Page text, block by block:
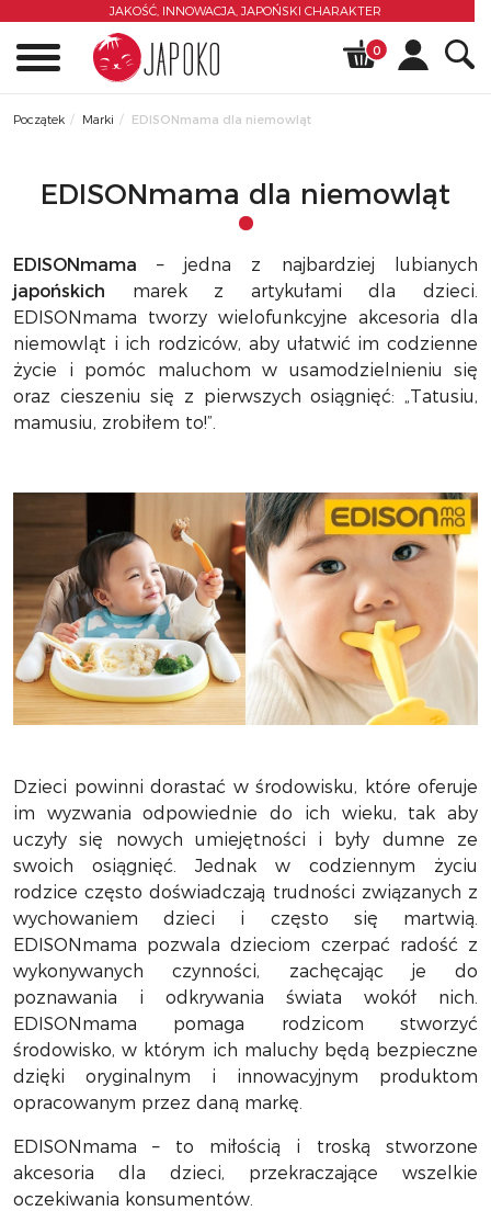
JAKOŚĆ, INNOWACJA, JAPOŃSKI CHARAKTER
0
Początek Marki EDISONmama dla niemowląt
EDISONmama dla niemowląt
EDISONmama – jedna z najbardziej lubianych
japońskich marek z artykułami dla dzieci.
EDISONmama tworzy wielofunkcyjne akcesoria dla
niemowląt i ich rodziców, aby ułatwić im codzienne
życie i pomóc maluchom w usamodzielnieniu się
oraz cieszeniu się z pierwszych osiągnięć: „Tatusiu,
mamusiu, zrobiłem to!”.
Dzieci powinni dorastać w środowisku, które oferuje
im wyzwania odpowiednie do ich wieku, tak aby
uczyły się nowych umiejętności i były dumne ze
swoich osiągnięć. Jednak w codziennym życiu
rodzice często doświadczają trudności związanych z
wychowaniem dzieci i często się martwią.
EDISONmama pozwala dzieciom czerpać radość z
wykonywanych czynności, zachęcając je do
poznawania i odkrywania świata wokół nich.
EDISONmama pomaga rodzicom stworzyć
środowisko, w którym ich maluchy będą bezpieczne
dzięki oryginalnym i innowacyjnym produktom
opracowanym przez daną markę.
EDISONmama – to miłością i troską stworzone
akcesoria dla dzieci, przekraczające wszelkie
oczekiwania konsumentów.